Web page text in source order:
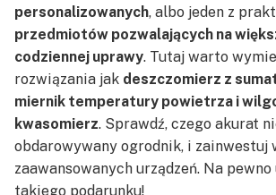
personalizowanych, albo jeden z
przedmiotów pozwalających na
codziennej uprawy. Tutaj warto
rozwiązania jak deszczomierz z
miernik temperatury powietrza i
kwasomierz. Sprawdź, czego akurat
obdarowywany ogrodnik, i zainwestuj
zaawansowanych urządzeń. Na
takiego podarunku!